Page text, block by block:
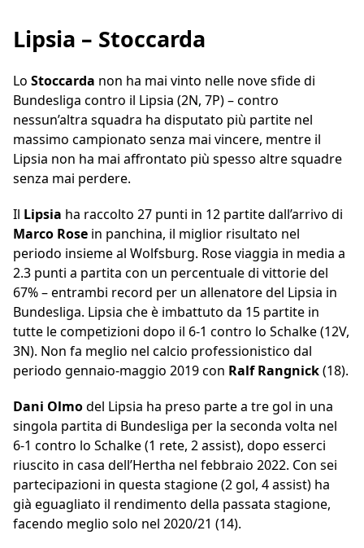
Lipsia – Stoccarda
Lo Stoccarda non ha mai vinto nelle nove sfide di
Bundesliga contro il Lipsia (2N, 7P) – contro
nessun’altra squadra ha disputato più partite nel
massimo campionato senza mai vincere, mentre il
Lipsia non ha mai affrontato più spesso altre squadre
senza mai perdere.
Il Lipsia ha raccolto 27 punti in 12 partite dall’arrivo di
Marco Rose in panchina, il miglior risultato nel
periodo insieme al Wolfsburg. Rose viaggia in media a
2.3 punti a partita con un percentuale di vittorie del
67% – entrambi record per un allenatore del Lipsia in
Bundesliga. Lipsia che è imbattuto da 15 partite in
tutte le competizioni dopo il 6-1 contro lo Schalke (12V,
3N). Non fa meglio nel calcio professionistico dal
periodo gennaio-maggio 2019 con Ralf Rangnick(18).
Dani Olmodel Lipsia ha preso parte a tre gol in una
singola partita di Bundesliga per la seconda volta nel
6-1 contro lo Schalke (1 rete, 2 assist), dopo esserci
riuscito in casa dell’Hertha nel febbraio 2022. Con sei
partecipazioni in questa stagione (2 gol, 4 assist) ha
già eguagliato il rendimento della passata stagione,
facendo meglio solo nel 2020/21 (14).